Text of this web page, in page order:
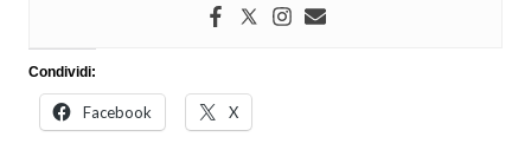
Condividi:
Facebook X